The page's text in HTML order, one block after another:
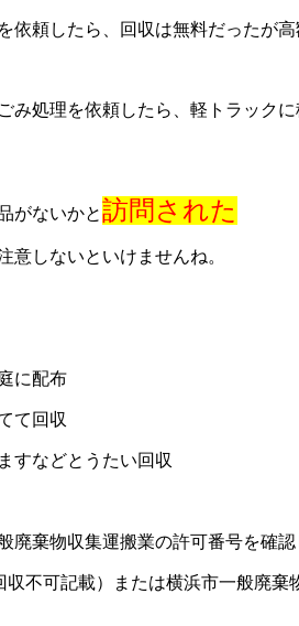
依頼したら、回収は無料だったが高
み処理を依頼したら、軽トラック
がないかと訪問された
意しないといけませんね。
に配布
て回収
すなどとうたい回収
棄物収集運搬業の許可番号を確
不可記載）または横浜市一般廃